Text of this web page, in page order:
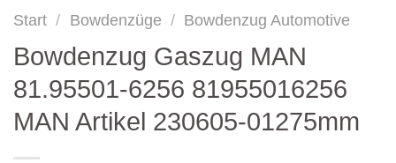
Start / Bowdenzüge / Bowdenzug Automotive
Bowdenzug Gaszug MAN
81.95501-6256 81955016256
MAN Artikel 230605-01275mm